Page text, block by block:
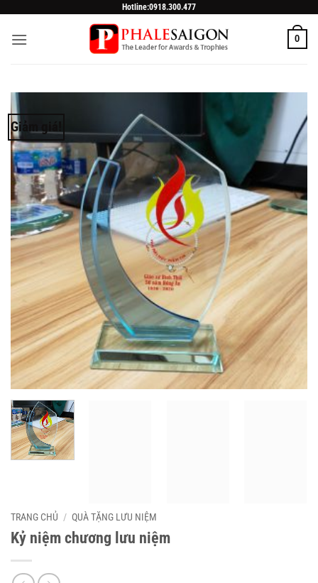
content
Hotline:0918.300.477
0
Giảm giá!
TRANG CHỦ / QUÀ TẶNG LƯU NIỆM
Kỷ niệm chương lưu niệm